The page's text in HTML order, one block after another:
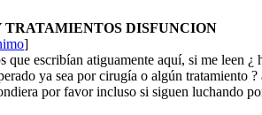
TRATAMIENTOS DISFUNCION
]
que escribían atiguamente aquí, si me leen ¿
ya sea por cirugía o algún tratamiento
por favor incluso si siguen luchando